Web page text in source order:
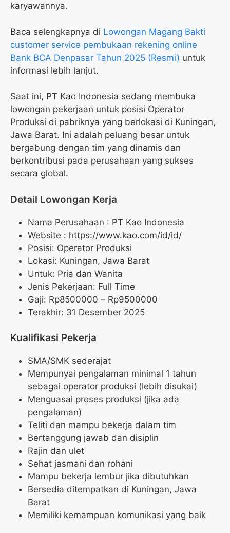
karyawannya.
Baca selengkapnya di Lowongan Magang Bakti
customer service pembukaan rekening online
Bank BCA Denpasar Tahun 2025 (Resmi) untuk
informasi lebih lanjut.
Saat ini, PT Kao Indonesia sedang membuka
lowongan pekerjaan untuk posisi Operator
Produksi di pabriknya yang berlokasi di Kuningan,
Jawa Barat. Ini adalah peluang besar untuk
bergabung dengan tim yang dinamis dan
berkontribusi pada perusahaan yang sukses
secara global.
Detail Lowongan Kerja
Nama Perusahaan : PT Kao Indonesia
Website : https://www.kao.com/id/id/
Posisi: Operator Produksi
Lokasi: Kuningan, Jawa Barat
Untuk: Pria dan Wanita
Jenis Pekerjaan: Full Time
Gaji: Rp8500000 – Rp9500000
Terakhir: 31 Desember 2025
Kualifikasi Pekerja
SMA/SMK sederajat
Mempunyai pengalaman minimal 1 tahun
sebagai operator produksi (lebih disukai)
Menguasai proses produksi (jika ada
pengalaman)
Teliti dan mampu bekerja dalam tim
Bertanggung jawab dan disiplin
Rajin dan ulet
Sehat jasmani dan rohani
Mampu bekerja lembur jika dibutuhkan
Bersedia ditempatkan di Kuningan, Jawa
Barat
Memiliki kemampuan komunikasi yang baik